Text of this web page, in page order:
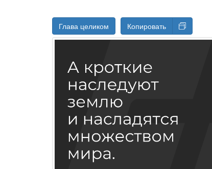
Глава целиком Копировать